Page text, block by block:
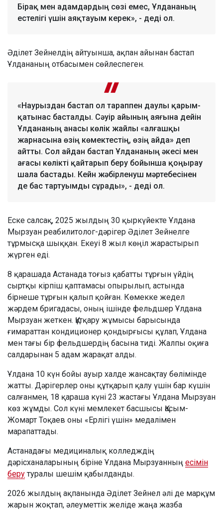
Бірақ мен адамдардың сөзі емес, Ұлдананың
естелігі үшін аяқтауым керек», - деді ол.
Әділет Зейнелдің айтуынша, ақпан айынан бастап
Ұлдананың отбасымен сөйлеспеген.
«Наурыздан бастап ол тараппен даулы қарым-
қатынас басталды. Сәуір айының аяғына дейін
Ұлдананың анасы көлік жайлы «алғашқы
жарнасына өзің көмектестің, өзің айда» деп
айтты. Сол айдан бастап Ұлдананың әкесі мен
ағасы көлікті қайтарып беру бойынша қоңырау
шала бастады. Кейн жәбірленуш мәртебесінен
де бас тартуымды сұрады», - деді ол.
Еске салсақ, 2025 жылдың 30 қыркүйекте Ұлдана
Мырзуан реабилитолог-дәрігер Әділет Зейнелге
тұрмысқа шыққан. Екеуі 8 жыл көңіл жарастырып
жүрген еді.
8 қарашада Астанада тоғыз қабатты тұрғын үйдің
сыртқы кірпіш қаптамасы опырылып, астында
бірнеше тұрғын қалып қойған. Көмекке жедел
жәрдем бригадасы, оның ішінде фельдшер Ұлдана
Мырзуан жеткен. Құтқару жұмысы барысында
ғимараттан кондиционер қондырғысы құлап, Ұлдана
мен тағы бір фельдшердің басына тиді. Жалпы оқиға
салдарынан 5 адам жарақат алды.
Ұлдана 10 күн бойы ауыр халде жансақтау бөлімінде
жатты. Дәрігерлер оны құтқарып қалу үшін бар күшін
салғанмен, 18 қараша күні 23 жастағы Ұлдана Мырзуан
көз жұмды. Сол күні мемлекет басшысы Қасым-
Жомарт Тоқаев оны «Ерлігі үшін» медалімен
марапаттады.
Астанадағы медициналық колледждің
дәрісханаларының біріне Ұлдана Мырзуанның есімін
беру туралы шешім қабылданды.
2026 жылдың ақпанында Әділет Зейнел әлі де марқұм
жарын жоқтап, әлеуметтік желіде жаңа жазба